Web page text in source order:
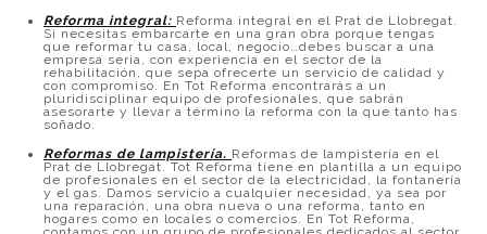
Reforma integral: Reforma integral en el Prat de Llobregat.
Si necesitas embarcarte en una gran obra porque tengas
que reformar tu casa, local, negocio…debes buscar a una
empresa seria, con experiencia en el sector de la
rehabilitación, que sepa ofrecerte un servicio de calidad y
con compromiso. En Tot Reforma encontrarás a un
pluridisciplinar equipo de profesionales, que sabrán
asesorarte y llevar a término la reforma con la que tanto has
soñado.
Reformas de lampistería. Reformas de lampistería en el
Prat de Llobregat. Tot Reforma tiene en plantilla a un equipo
de profesionales en el sector de la electricidad, la fontanería
y el gas. Damos servicio a cualquier necesidad, ya sea por
una reparación, una obra nueva o una reforma, tanto en
hogares como en locales o comercios. En Tot Reforma,